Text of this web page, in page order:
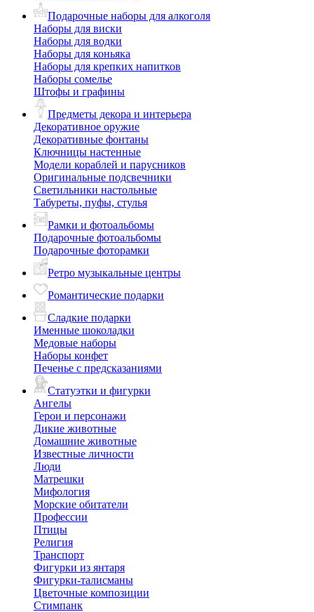
Подарочные наборы для алкоголя
Наборы для виски
Наборы для водки
Наборы для коньяка
Наборы для крепких напитков
Наборы сомелье
Штофы и графины
Предметы декора и интерьера
Декоративное оружие
Декоративные фонтаны
Ключницы настенные
Модели кораблей и парусников
Оригинальные подсвечники
Светильники настольные
Табуреты, пуфы, стулья
Рамки и фотоальбомы
Подарочные фотоальбомы
Подарочные фоторамки
Ретро музыкальные центры
Романтические подарки
Сладкие подарки
Именные шоколадки
Медовые наборы
Наборы конфет
Печенье с предсказаниями
Статуэтки и фигурки
Ангелы
Герои и персонажи
Дикие животные
Домашние животные
Известные личности
Люди
Матрешки
Мифология
Морские обитатели
Профессии
Птицы
Религия
Транспорт
Фигурки из янтаря
Фигурки-талисманы
Цветочные композиции
Стимпанк